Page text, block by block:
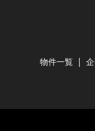
物件一覧